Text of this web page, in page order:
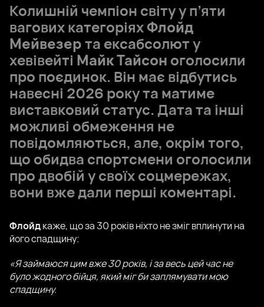
Колишній чемпіон світу у п’яти
вагових категоріяхФлойд
Мейвезерта ексабсолют у
хевівейті Майк Тайсон оголосили
про поєдинок. Він має відбутись
навесні 2026 року та матиме
виставковий статус. Дата та інші
можливі обмеження не
повідомляються, але, окрім того,
що обидва спортсмени оголосили
про двобій у своїх соцмережах,
вони вже дали перші коментарі.
Флойдкаже, що за 30 років ніхто не зміг вплинути на
його спадщину:
«Я займаюся цим вже 30 років, і за весь цей час не
було жодного бійця, який міг би заплямувати мою
спадщину.